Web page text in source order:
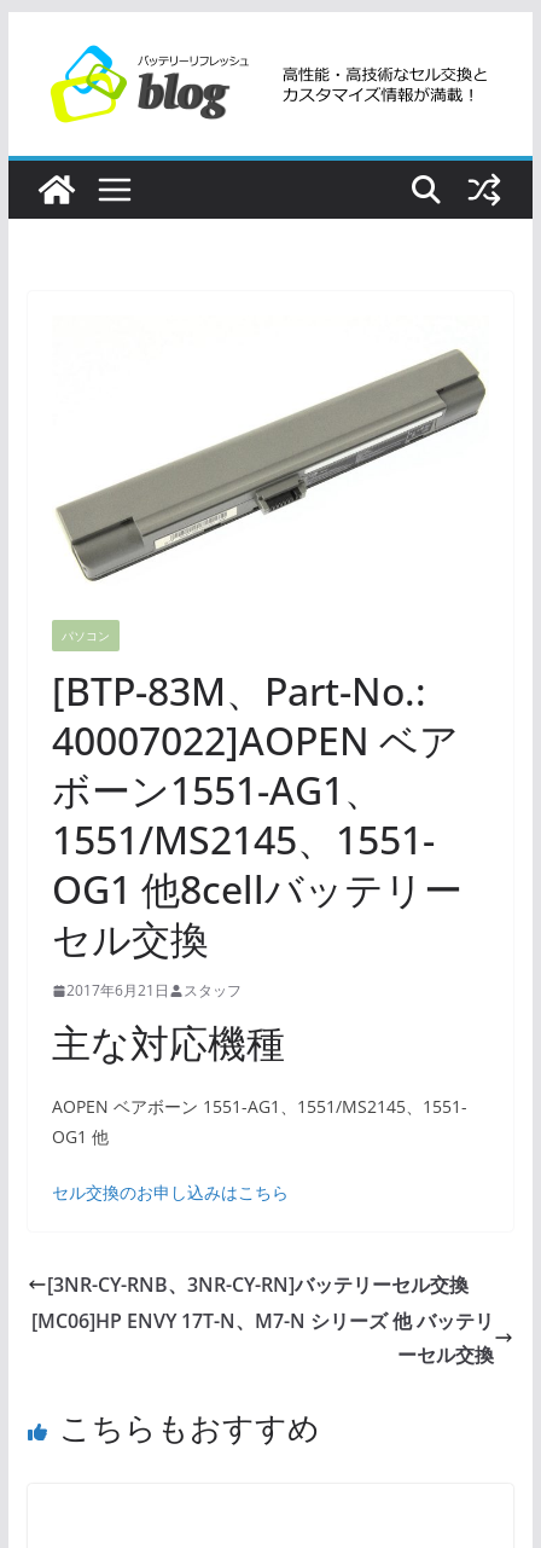
ツ
パソコン
[BTP-83M、Part-No.:
40007022]AOPEN ベア
ボーン1551-AG1、
1551/MS2145、1551-
OG1 他8cellバッテリー
セル交換
2017年6月21日 スタッフ
主な対応機種
AOPEN ベアボーン 1551-AG1、1551/MS2145、1551-
OG1 他
セル交換のお申し込みはこちら
[3NR-CY-RNB、3NR-CY-RN]バッテリーセル交換
[MC06]HP ENVY 17T-N、M7-N シリーズ 他 バッテリ
ーセル交換
こちらもおすすめ